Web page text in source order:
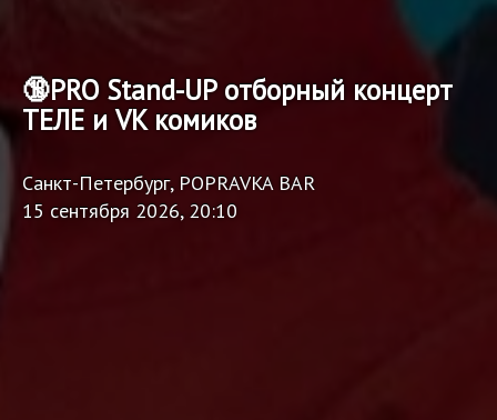
🔞PRO Stand-UP отборный концерт
ТЕЛЕ и VK комиков
Санкт-Петербург, POPRAVKA BAR
15 сентября 2026, 20:10